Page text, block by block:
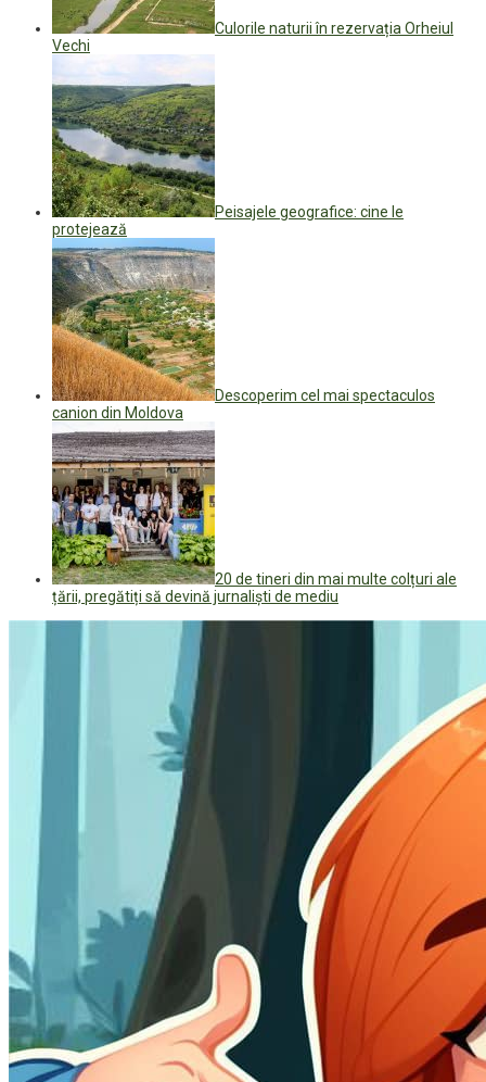
Culorile naturii în rezervația Orheiul
Vechi
Peisajele geografice: cine le
protejează
Descoperim cel mai spectaculos
canion din Moldova
20 de tineri din mai multe colțuri ale
țării, pregătiți să devină jurnaliști de mediu